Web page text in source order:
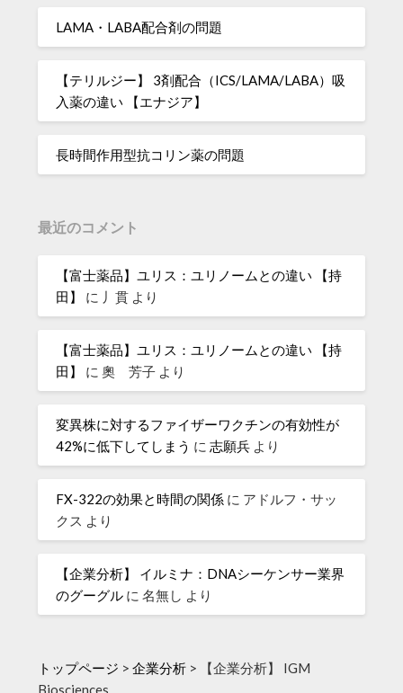
LAMA・LABA配合剤の問題
【テリルジー】 3剤配合（ICS/LAMA/LABA）吸
入薬の違い 【エナジア】
長時間作用型抗コリン薬の問題
最近のコメント
【富士薬品】ユリス：ユリノームとの違い 【持
田】
に 丿貫 より
【富士薬品】ユリス：ユリノームとの違い 【持
田】
に奧 芳子 より
変異株に対するファイザーワクチンの有効性が
42%に低下してしまう に志願兵 より
FX-322の効果と時間の関係 に アドルフ・サッ
クス より
【企業分析】 イルミナ：DNAシーケンサー業界
のグーグル に名無し より
トップページ >企業分析 >
【企業分析】 IGM
Biosciences